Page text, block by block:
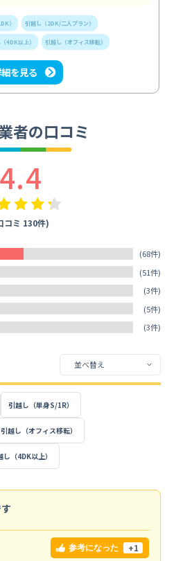
） 引越し（2DK/二人プラン）
4DK以上） 引越し（オフィス移転）
を見る
者の口コミ
4.4
コミ 130件)
(68件)
(51件)
(3件)
(5件)
(3件)
引越し（単身S/1R）
引越し（オフィス移転）
し（4DK以上）
参考になった +1